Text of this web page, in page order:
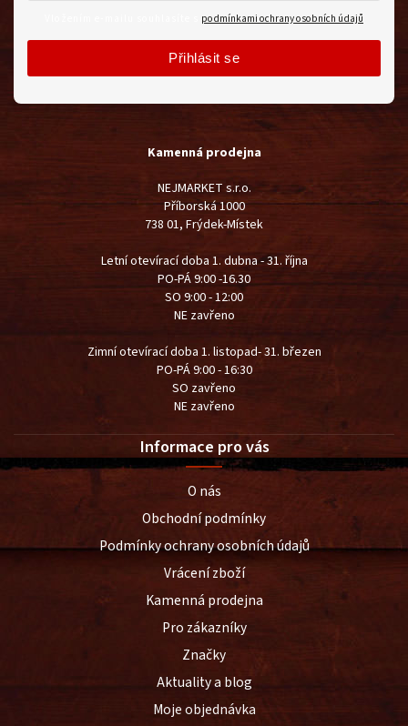
Kamenná prodejna
NEJMARKET s.r.o.
Příborská 1000
738 01, Frýdek-Místek
Letní otevírací doba 1. dubna - 31. října
PO-PÁ 9:00 -16.30
SO 9:00 - 12:00
NE zavřeno
Zimní otevírací doba 1. listopad- 31. březen
PO-PÁ 9:00 - 16:30
SO zavřeno
NE zavřeno
Informace pro vás
O nás
Obchodní podmínky
Podmínky ochrany osobních údajů
Vrácení zboží
Kamenná prodejna
Pro zákazníky
Značky
Aktuality a blog
Moje objednávka
podmínkami ochrany osobních údajů
Přihlásit se